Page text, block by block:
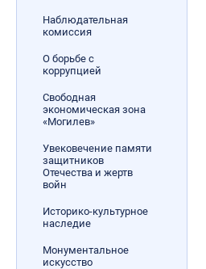
Наблюдательная
комиссия
О борьбе с
коррупцией
Свободная
экономическая зона
«Могилев»
Увековечение памяти
защитников
Отечества и жертв
войн
Историко-культурное
наследие
Монументальное
искусство